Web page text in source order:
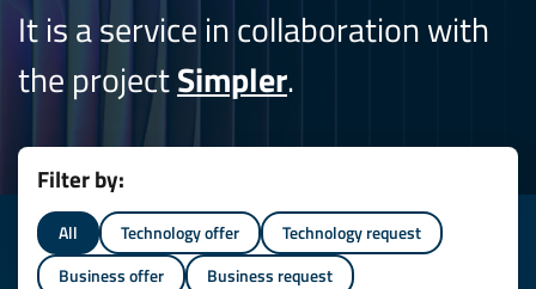
It is a service in collaboration with
the projectSimpler.
Filter by:
All Technology offer
Technology request
Business offer
Business request